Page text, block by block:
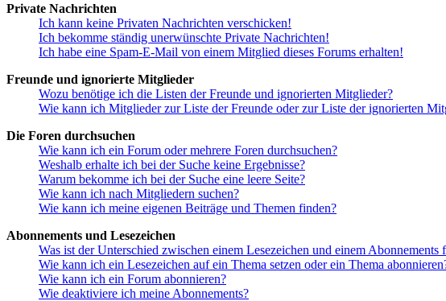
Private Nachrichten
Ich kann keine Privaten Nachrichten verschicken!
Ich bekomme ständig unerwünschte Private Nachrichten!
Ich habe eine Spam-E-Mail von einem Mitglied dieses Forums erhalten!
Freunde und ignorierte Mitglieder
Wozu benötige ich die Listen der Freunde und ignorierten Mitglieder?
Wie kann ich Mitglieder zur Liste der Freunde oder zur Liste der ignorierten
Die Foren durchsuchen
Wie kann ich ein Forum oder mehrere Foren durchsuchen?
Weshalb erhalte ich bei der Suche keine Ergebnisse?
Warum bekomme ich bei der Suche eine leere Seite?
Wie kann ich nach Mitgliedern suchen?
Wie kann ich meine eigenen Beiträge und Themen finden?
Abonnements und Lesezeichen
Was ist der Unterschied zwischen einem Lesezeichen und einem Abonnements
Wie kann ich ein Lesezeichen auf ein Thema setzen oder ein Thema
Wie kann ich ein Forum abonnieren?
Wie deaktiviere ich meine Abonnements?